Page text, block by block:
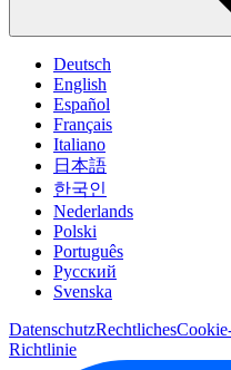
Deutsch
English
Español
Français
Italiano
日本語
한국인
Nederlands
Polski
Português
Pусский
Svenska
DatenschutzRechtliches
Richtlinie